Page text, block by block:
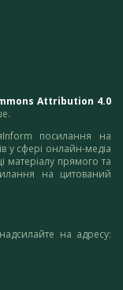
Attribution 4.0
посилання на
у сфері онлайн-медіа
матеріалу прямого та
на цитований
на адресу: